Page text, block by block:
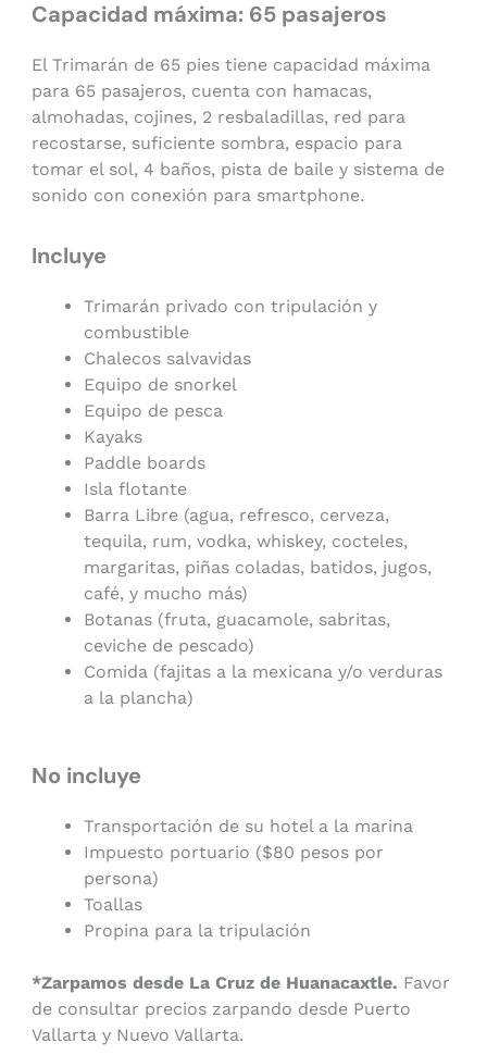
Capacidad máxima: 65 pasajeros
El Trimarán de 65 pies tiene capacidad máxima
para 65 pasajeros, cuenta con hamacas,
almohadas, cojines, 2 resbaladillas, red para
recostarse, suficiente sombra, espacio para
tomar el sol, 4 baños, pista de baile y sistema de
sonido con conexión para smartphone.
Incluye
Trimarán privado con tripulación y
combustible
Chalecos salvavidas
Equipo de snorkel
Equipo de pesca
Kayaks
Paddle boards
Isla flotante
Barra Libre (agua, refresco, cerveza,
tequila, rum, vodka, whiskey, cocteles,
margaritas, piñas coladas, batidos, jugos,
café, y mucho más)
Botanas (fruta, guacamole, sabritas,
ceviche de pescado)
Comida (fajitas a la mexicana y/o verduras
a la plancha)
No incluye
Transportación de su hotel a la marina
Impuesto portuario ($80 pesos por
persona)
Toallas
Propina para la tripulación
*Zarpamos desde La Cruz de Huanacaxtle. Favor
de consultar precios zarpando desde Puerto
Vallarta y Nuevo Vallarta.